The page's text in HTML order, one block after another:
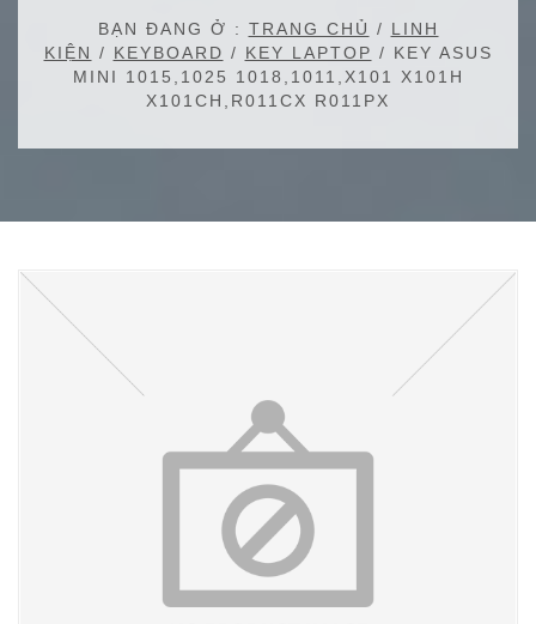
BẠN ĐANG Ở : TRANG CHỦ / LINH
KIỆN / KEYBOARD / KEY LAPTOP / KEY ASUS
MINI 1015,1025 1018,1011,X101 X101H
X101CH,R011CX R011PX